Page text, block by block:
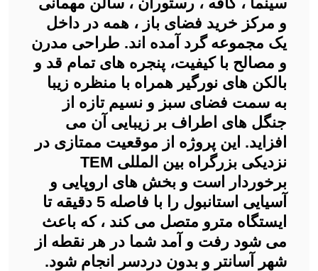
و مرکز خرید فضای باز ، همه در داخل
یک مجموعه گرد آمده اند. طراحی مدرن
و مصالح با کیفیت، پنجره های تمام قد و
بالکن های نورگیر همراه با منظره زیبا
به سمت فضای سبز و نسیم تازه از
جنگل های اطراف بر زیبایی آن می
افزاید. این پروژه از موقعیت ممتازی در
نزدیکی بزرگراه بین المللی TEM
برخوردار است و بخش های اروپایی و
آسیایی استانبول را با فاصله 5 دقیقه تا
ایستگاه مترو متصل می کند ، که باعث
می شود رفت و آمد شما در هر نقطه از
شهر آسانتر و بدون دردسر انجام شود.